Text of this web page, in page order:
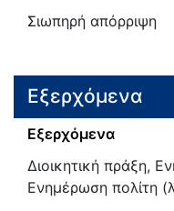
Σιωπηρή απόρριψη
Εξερχόμενα
Εξερχόμενα
Διοικητική πράξη,
Ενημέρωση πολίτη